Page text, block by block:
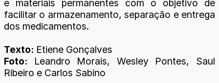
e materiais permanentes com o objetivo de
facilitar o armazenamento, separação e entrega
dos medicamentos.
Texto: Etiene Gonçalves
Foto: Leandro Morais, Wesley Pontes, Saul
Ribeiro e Carlos Sabino